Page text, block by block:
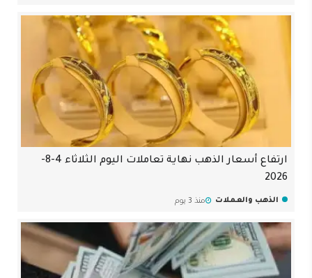
ارتفاع أسعار الذهب نهاية تعاملات اليوم الثلاثاء 4-8-
2026
الذهب والعملات منذ 3 يوم